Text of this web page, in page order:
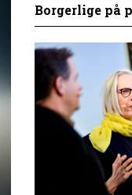
Borgerlige på